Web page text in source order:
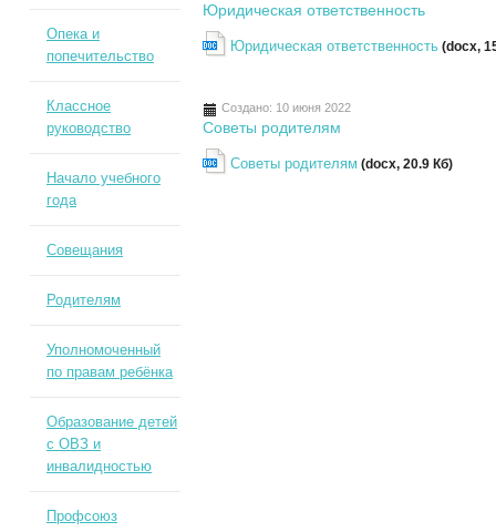
Юридическая ответственность
Юридическая ответственность (docx,
Создано: 10 июня 2022
Советы родителям
Советы родителям (docx, 20.9 Кб)
Опека и
попечительство
Классное
руководство
Начало учебного
года
Совещания
Родителям
Уполномоченный
по правам ребёнка
Образование детей
с ОВЗ и
инвалидностью
Профсоюз